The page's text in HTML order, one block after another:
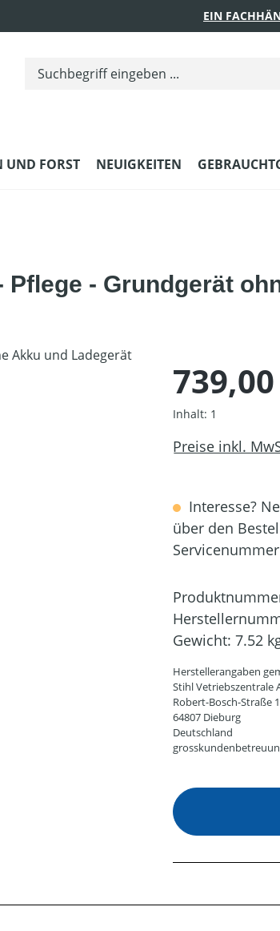
EIN
UND FORST NEUIGKEITEN
- Grundgerät
Inhalt: 1
Preise inkl.
Interesse?
über den
Gewicht: 7.52
Herstellerangaben
Stihl Vetriebszentrale
Robert-Bosch-Straße
64807 Dieburg
Deutschland